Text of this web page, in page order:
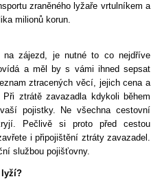
zraněného lyžaře vrtulníkem a
milionů korun.
zájezd, je nutné to co nejdříve
a měl by s vámi ihned sepsat
ztracených věcí, jejich cena a
ztrátě zavazadla kdykoli během
pojistky. Ne všechna cestovní
Pečlivě si proto před cestou
i připojištění ztráty zavazadel.
službou pojišťovny.
lyží?